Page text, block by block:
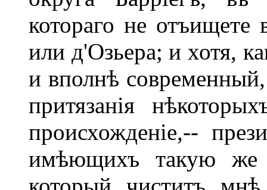
котораго не
или д'Озьера; и хотя,
и вполнѣ
притязанія
происхожденіе,--
имѣющихъ такую же